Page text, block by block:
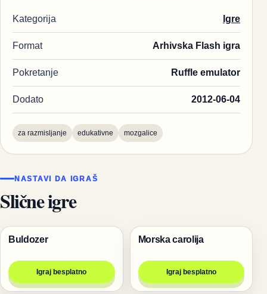
Kategorija Igre
Format Arhivska Flash igra
Pokretanje Ruffle emulator
Dodato 2012-06-04
za razmisljanje edukativne mozgalice
NASTAVI DA IGRAŠ
Slične igre
Trke
Buldozer
Igraj besplatno
Igre
Morska carolija
Igraj besplatno